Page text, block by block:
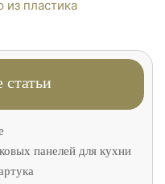
панелей для кухни